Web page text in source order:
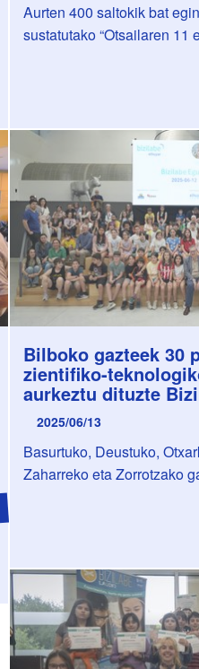
Aurten 400 saltokik bat
sustatutako “Otsailaren 11
Bilboko gazteek 30
zientifiko-
aurkeztu dituzte
2025/06/13
Basurtuko, Deustuko,
Zaharreko eta Zorrotzako